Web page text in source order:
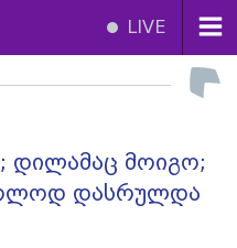
LIVE
დილამაც მოიგო;
დასრულდა